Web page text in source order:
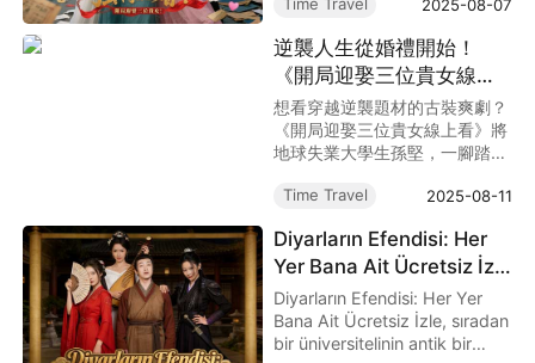
Time Travel 2025-08-07
小人物逆襲元素，甜寵與胸懷天
短劇之一！
Time Travel 2025-08-11
逆襲人生從婚禮開始！
《開局迎娶三位貴女線上
看》——從失業魯蛇到三
妻暖男
想看穿越逆襲題材的古裝爽劇？
《開局迎娶三位貴女線上看》將
地球失業大學生孫堅，一腳踏進
女的夫婿的爆笑與甜蜜日常，全
必看！
Diyarların Efendisi: Her
Yer Bana Ait Ücretsiz İzle
& Oyuncu Kadrosu:
Tahtın Yolu Yoksulluktan
Geçer
Diyarların Efendisi: Her Yer
Bana Ait Ücretsiz İzle, sıradan
bir üniversitelinin antik bir